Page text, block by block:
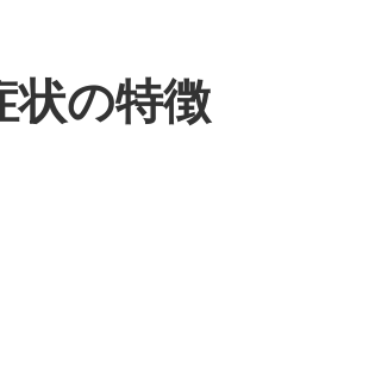
状の特徴